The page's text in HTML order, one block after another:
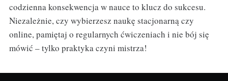
codzienna konsekwencja w nauce to klucz do sukcesu.
Niezależnie, czy wybierzesz naukę stacjonarną czy
online, pamiętaj o regularnych ćwiczeniach i nie bój się
mówić – tylko praktyka czyni mistrza!